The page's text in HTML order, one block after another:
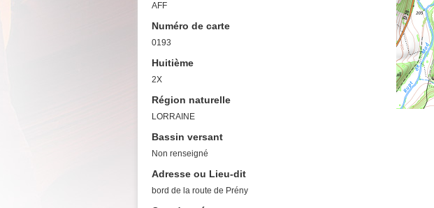
AFF
Numéro de carte
0193
Huitième
2X
Région naturelle
LORRAINE
Bassin versant
Non renseigné
Adresse ou Lieu-dit
bord de la route de Prény